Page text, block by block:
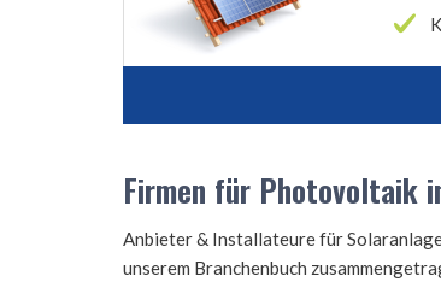
Firmen für Photovoltaik
Anbieter & Installateure für
unserem Branchenbuch